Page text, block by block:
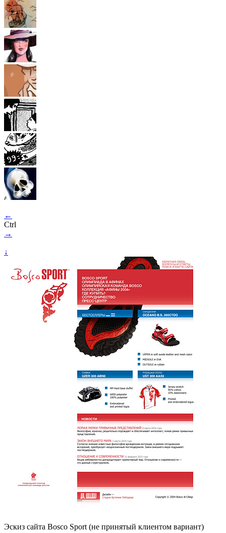
←
Ctrl
→
↓
Эскиз сайта Bosco Sport (не принятый клиентом вариант)